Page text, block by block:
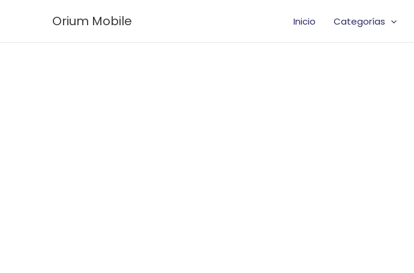
contenido
Orium Mobile Inicio Categorías